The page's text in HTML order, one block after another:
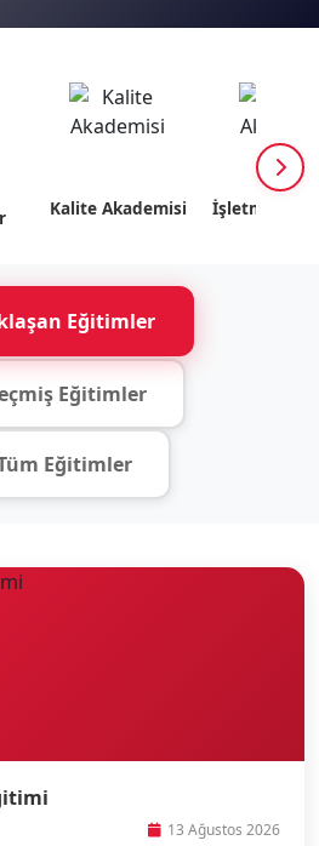
Kalite Akademisi İşletme
Eğitimler
Eğitimler
Eğitimler
13 Ağustos 2026